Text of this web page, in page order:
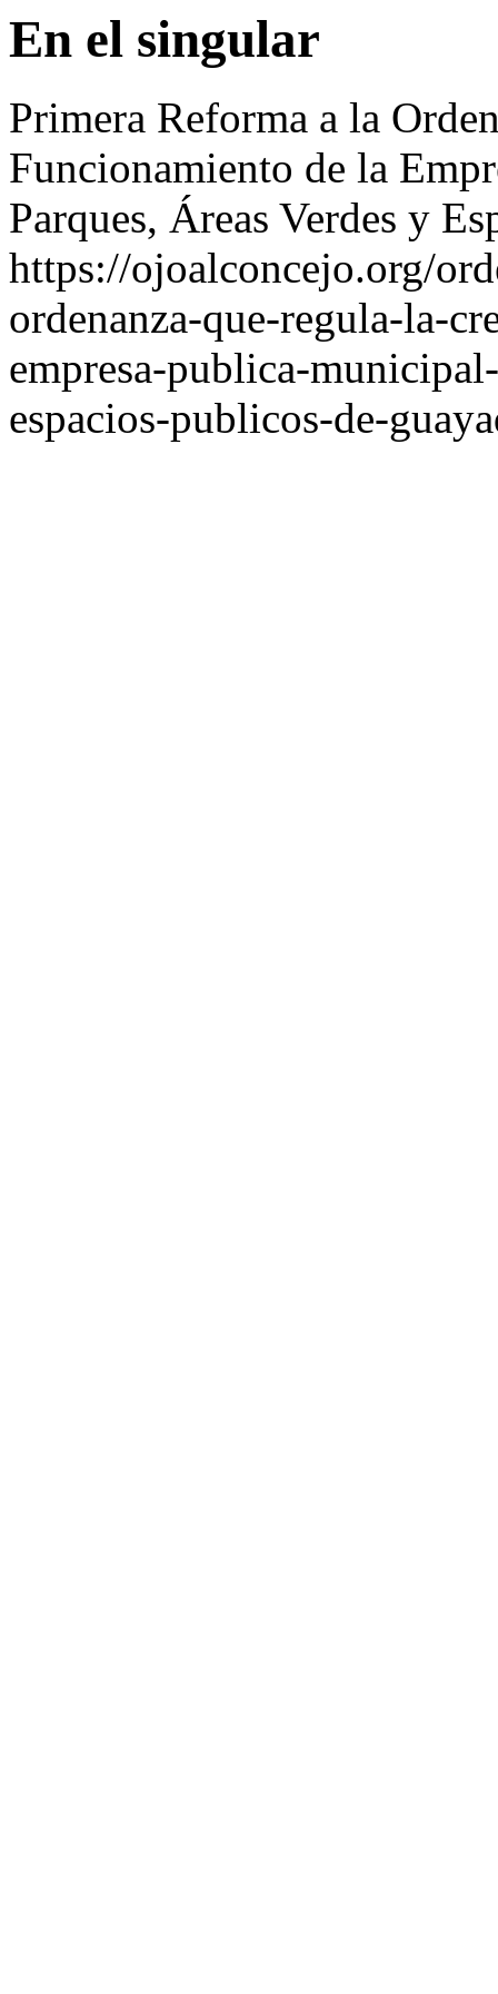
En el singular
Primera Reforma a la
Funcionamiento de la
Parques, Áreas Verdes y
https://ojoalconcejo.org/
ordenanza-que-regula-la-
empresa-publica-
espacios-publicos-de-